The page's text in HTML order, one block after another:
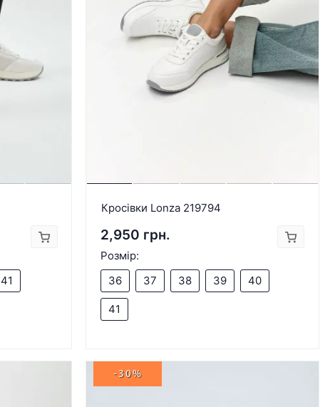
41
Кросівки Lonza 219794
2,950 грн.
Розмір:
36
37 38 39 40
41
-30%